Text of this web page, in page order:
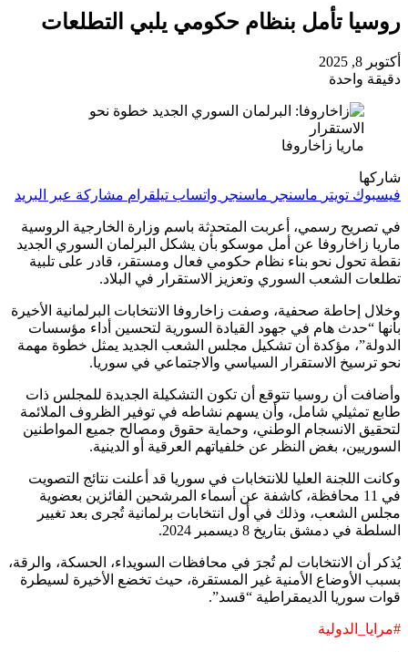
روسيا تأمل بنظام حكومي يلبي التطلعات
أكتوبر 8, 2025
دقيقة واحدة
ماريا زاخاروفا
شاركها
فيسبوك تويتر ماسنجر ماسنجر واتساب تيلقرام مشاركة عبر البريد
في تصريح رسمي، أعربت المتحدثة باسم وزارة الخارجية الروسية
ماريا زاخاروفا عن أمل موسكو بأن يشكل البرلمان السوري الجديد
نقطة تحول نحو بناء نظام حكومي فعال ومستقر، قادر على تلبية
تطلعات الشعب السوري وتعزيز الاستقرار في البلاد.
وخلال إحاطة صحفية، وصفت زاخاروفا الانتخابات البرلمانية الأخيرة
بأنها “حدث هام في جهود القيادة السورية لتحسين أداء مؤسسات
الدولة”، مؤكدة أن تشكيل مجلس الشعب الجديد يمثل خطوة مهمة
نحو ترسيخ الاستقرار السياسي والاجتماعي في سوريا.
وأضافت أن روسيا تتوقع أن تكون التشكيلة الجديدة للمجلس ذات
طابع تمثيلي شامل، وأن يسهم نشاطه في توفير الظروف الملائمة
لتحقيق الانسجام الوطني، وحماية حقوق ومصالح جميع المواطنين
السوريين، بغض النظر عن خلفياتهم العرقية أو الدينية.
وكانت اللجنة العليا للانتخابات في سوريا قد أعلنت نتائج التصويت
في 11 محافظة، كاشفة عن أسماء المرشحين الفائزين بعضوية
مجلس الشعب، وذلك في أول انتخابات برلمانية تُجرى بعد تغيير
السلطة في دمشق بتاريخ 8 ديسمبر 2024.
يُذكر أن الانتخابات لم تُجرَ في محافظات السويداء، الحسكة، والرقة،
بسبب الأوضاع الأمنية غير المستقرة، حيث تخضع الأخيرة لسيطرة
قوات سوريا الديمقراطية “قسد”.
#مرايا_الدولية